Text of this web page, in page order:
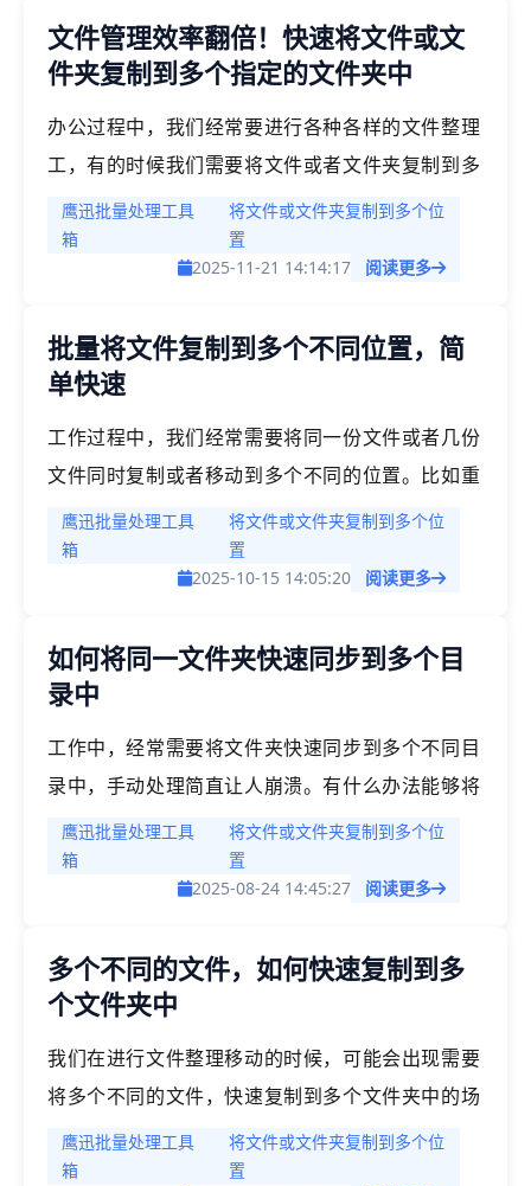
文件管理效率翻倍！快速将文件或文
件夹复制到多个指定的文件夹中
办公过程中，我们经常要进行各种各样的文件整理
工，有的时候我们需要将文件或者文件夹复制到多
个不同的文件夹中。手动处理往往费时费力，而且
还容易出错，让神经紧绷。如果我们自己不懂写脚
本代码的话，有什么快速的处理办法吗？
鹰迅批量处理工具
箱
将文件或文件夹复制到多个位
置
2025-11-21 14:14:17
阅读更多
批量将文件复制到多个不同位置，简
单快速
工作过程中，我们经常需要将同一份文件或者几份
文件同时复制或者移动到多个不同的位置。比如重
要的文件备份到多个不同的文件夹，项目说明文件
分发到不同的项目文件夹中等等，如何快速进行文
件批量复制呢？善于使用批量处理，可以大大提高
我们的身心更加愉悦。
鹰迅批量处理工具
箱
将文件或文件夹复制到多个位
置
2025-10-15 14:05:20
阅读更多
如何将同一文件夹快速同步到多个目
录中
工作中，经常需要将文件夹快速同步到多个不同目
录中，手动处理简直让人崩溃。有什么办法能够将
文件夹复制到多个不同的文件夹中，实现快速分发
吗？
鹰迅批量处理工具
箱
将文件或文件夹复制到多个位
置
2025-08-24 14:45:27
阅读更多
多个不同的文件，如何快速复制到多
个文件夹中
我们在进行文件整理移动的时候，可能会出现需要
将多个不同的文件，快速复制到多个文件夹中的场
景。如果一个个手动的复制会十分的麻烦，而且短
时间内根本完成不了这个操作。除了自己写脚本，
鹰迅批量处理工具
箱
将文件或文件夹复制到多个位
置